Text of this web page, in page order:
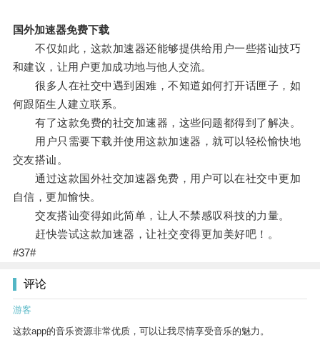
国外加速器免费下载
不仅如此，这款加速器还能够提供给用户一些搭讪技巧
和建议，让用户更加成功地与他人交流。
很多人在社交中遇到困难，不知道如何打开话匣子，如
何跟陌生人建立联系。
有了这款免费的社交加速器，这些问题都得到了解决。
用户只需要下载并使用这款加速器，就可以轻松愉快地
交友搭讪。
通过这款国外社交加速器免费，用户可以在社交中更加
自信，更加愉快。
交友搭讪变得如此简单，让人不禁感叹科技的力量。
赶快尝试这款加速器，让社交变得更加美好吧！。
#37#
评论
游客
这款app的音乐资源非常优质，可以让我尽情享受音乐的魅力。